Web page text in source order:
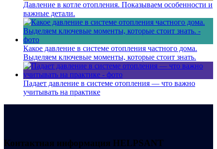
Давление в котле отопления. Показываем особенности и
важные детали.
Какое давление в системе отопления частного дома.
Выделяем ключевые моменты, которые стоит знать.
Падает давление в системе отопления — что важно
учитывать на практике
Контактная информация HELPSANT